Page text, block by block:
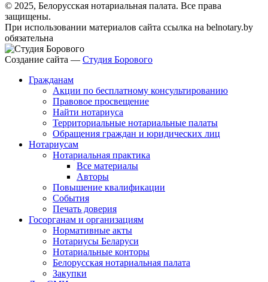
© 2025, Белорусская нотариальная палата. Все права
защищены.
При использовании материалов сайта ссылка на belnotary.by
обязательна
Создание сайта — Студия Борового
Гражданам
Акции по бесплатному консультированию
Правовое просвещение
Найти нотариуса
Территориальные нотариальные палаты
Обращения граждан и юридических лиц
Нотариусам
Нотариальная практика
Все материалы
Авторы
Повышение квалификации
События
Печать доверия
Госорганам и организациям
Нормативные акты
Нотариусы Беларуси
Нотариальные конторы
Белорусская нотариальная палата
Закупки